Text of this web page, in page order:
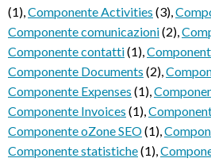
(1),Componente Activities (3),
Componente comunicazioni(2),
Componente contatti(1),
Componente Documents (2),
Componente Expenses (1),
Componente Invoices (1),
Componente oZone SEO(1),
Componente statistiche(1),